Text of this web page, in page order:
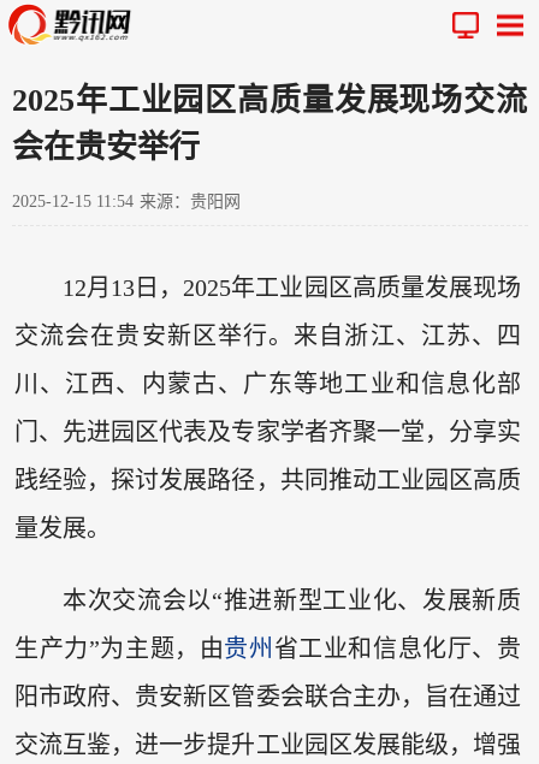
2025年工业园区高质量发展现场交流
会在贵安举行
2025-12-15 11:54 来源：贵阳网
12月13日，2025年工业园区高质量发展现场
交流会在贵安新区举行。来自浙江、江苏、四
川、江西、内蒙古、广东等地工业和信息化部
门、先进园区代表及专家学者齐聚一堂，分享实
践经验，探讨发展路径，共同推动工业园区高质
量发展。
本次交流会以“推进新型工业化、发展新质
生产力”为主题，由贵州 省工业和信息化厅、贵
阳市政府、贵安新区管委会联合主办，旨在通过
交流互鉴，进一步提升工业园区发展能级，增强